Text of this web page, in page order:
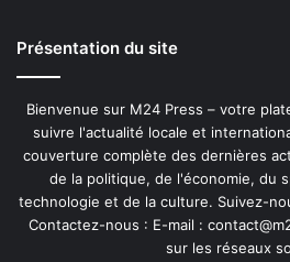
Présentation du site
Bienvenue sur M24 Press – votre
suivre l'actualité locale et
couverture complète des dernières
de la politique, de l'économie, du
technologie et de la culture. Suivez-
Contactez-nous : E-mail :
sur les réseaux